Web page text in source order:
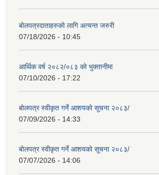
बोलपत्रदाताहरुको लागि अत्यन्त जरुरी
07/18/2026 - 10:45
आर्थिक वर्ष २०८२/०८३ को भुक्तानीमा
07/10/2026 - 17:22
बोलपत्र स्वीकृत गर्ने आशयको सूचना २०८३/
07/09/2026 - 14:33
बोलपत्र स्वीकृत गर्ने आशयको सूचना २०८३/
07/07/2026 - 14:06